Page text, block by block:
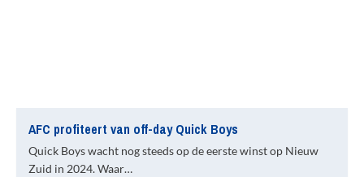
AFC profiteert van off-day Quick Boys
Quick Boys wacht nog steeds op de eerste winst op Nieuw
Zuid in 2024. Waar…